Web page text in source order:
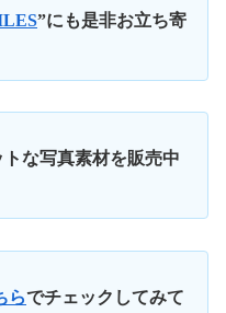
”にも是非お立ち寄
な写真素材を販売中
らでチェックしてみて